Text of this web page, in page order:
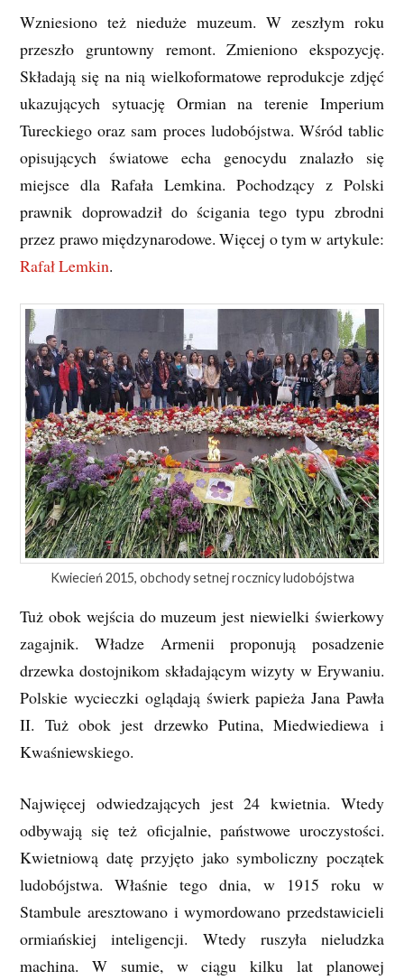
Wzniesiono też nieduże muzeum. W zeszłym roku
przeszło gruntowny remont. Zmieniono ekspozycję.
Składają się na nią wielkoformatowe reprodukcje zdjęć
ukazujących sytuację Ormian na terenie Imperium
Tureckiego oraz sam proces ludobójstwa. Wśród tablic
opisujących światowe echa genocydu znalazło się
miejsce dla Rafała Lemkina. Pochodzący z Polski
prawnik doprowadził do ścigania tego typu zbrodni
przez prawo międzynarodowe. Więcej o tym w artykule:
Rafał Lemkin.
Kwiecień 2015, obchody setnej rocznicy ludobójstwa
Tuż obok wejścia do muzeum jest niewielki świerkowy
zagajnik. Władze Armenii proponują posadzenie
drzewka dostojnikom składającym wizyty w Erywaniu.
Polskie wycieczki oglądają świerk papieża Jana Pawła
II. Tuż obok jest drzewko Putina, Miedwiediewa i
Kwaśniewskiego.
Najwięcej odwiedzających jest 24 kwietnia. Wtedy
odbywają się też oficjalnie, państwowe uroczystości.
Kwietniową datę przyjęto jako symboliczny początek
ludobójstwa. Właśnie tego dnia, w 1915 roku w
Stambule aresztowano i wymordowano przedstawicieli
ormiańskiej inteligencji. Wtedy ruszyła nieludzka
machina. W sumie, w ciągu kilku lat planowej